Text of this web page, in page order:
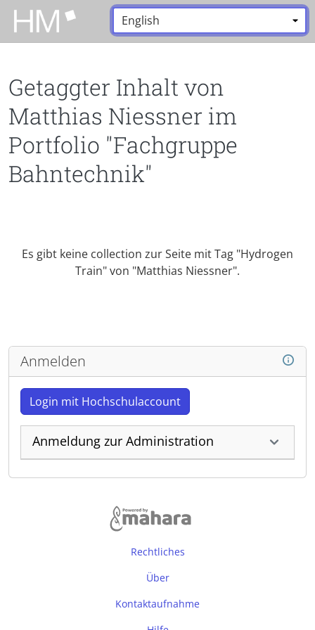
Zum Hauptinhalt zurückspringen
Sprache:
Getaggter Inhalt von
Matthias Niessner im
Portfolio "Fachgruppe
Bahntechnik"
Es gibt keine collection zur Seite mit Tag "Hydrogen
Train" von "Matthias Niessner".
Anmelden
Login mit Hochschulaccount
Anmeldung zur Administration
Rechtliches
Über
Kontaktaufnahme